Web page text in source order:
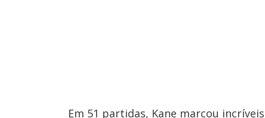
Em 51 partidas, Kane marcou